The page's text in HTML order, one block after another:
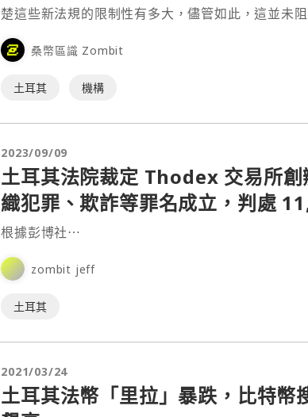
楚這些新法規的限制性有多大，儘管如此，這並未阻
面對加密貨幣的採用。根據《CoinDesk Türkiye》
桑幣區識 Zombit
土耳其 機構
2023/09/09
土耳其法院裁定 Thodex 交易所創
織犯罪、欺詐等罪名成立，判處
年監禁
根據彭博社⋯
zombit jeff
土耳其
2021/03/24
土耳其法幣「里拉」暴跌，比特幣